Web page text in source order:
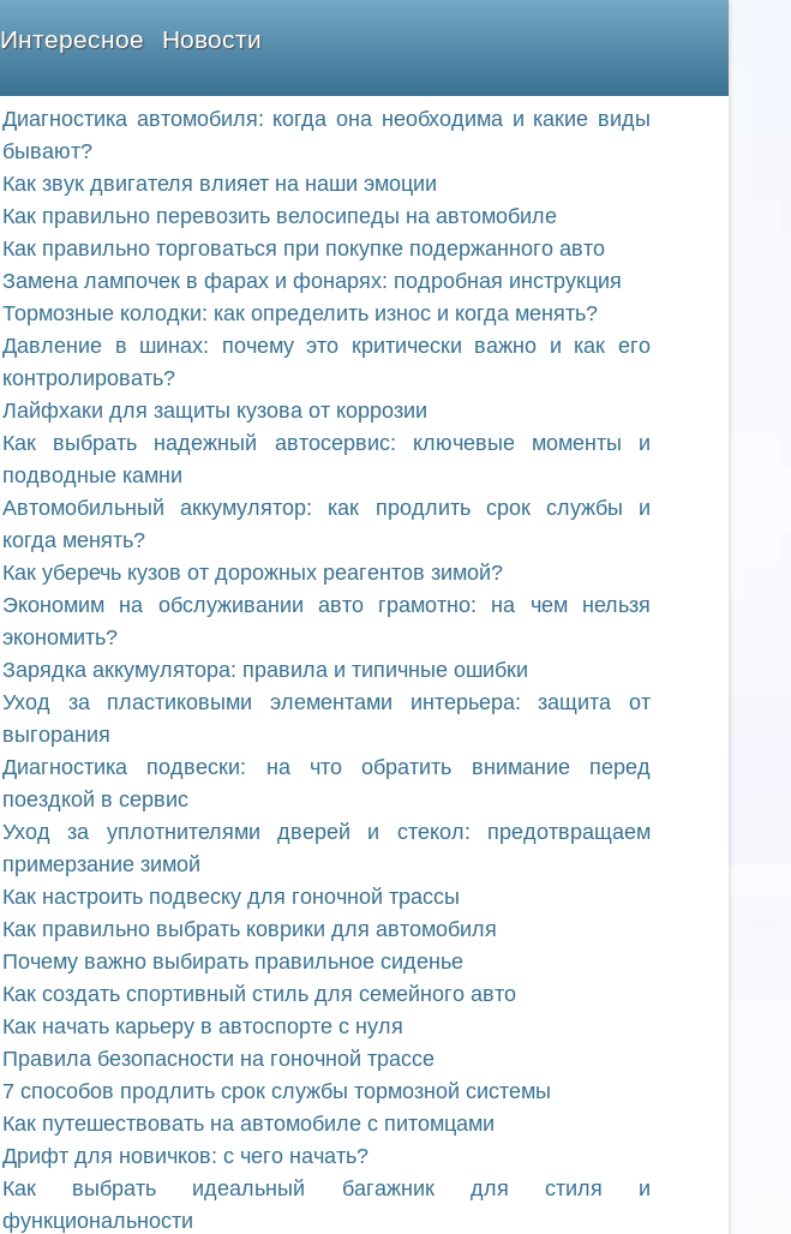
Интересное Новости
Диагностика автомобиля: когда она необходима и какие виды
бывают?
Как звук двигателя влияет на наши эмоции
Как правильно перевозить велосипеды на автомобиле
Как правильно торговаться при покупке подержанного авто
Замена лампочек в фарах и фонарях: подробная инструкция
Тормозные колодки: как определить износ и когда менять?
Давление в шинах: почему это критически важно и как его
контролировать?
Лайфхаки для защиты кузова от коррозии
Как выбрать надежный автосервис: ключевые моменты и
подводные камни
Автомобильный аккумулятор: как продлить срок службы и
когда менять?
Как уберечь кузов от дорожных реагентов зимой?
Экономим на обслуживании авто грамотно: на чем нельзя
экономить?
Зарядка аккумулятора: правила и типичные ошибки
Уход за пластиковыми элементами интерьера: защита от
выгорания
Диагностика подвески: на что обратить внимание перед
поездкой в сервис
Уход за уплотнителями дверей и стекол: предотвращаем
примерзание зимой
Как настроить подвеску для гоночной трассы
Как правильно выбрать коврики для автомобиля
Почему важно выбирать правильное сиденье
Как создать спортивный стиль для семейного авто
Как начать карьеру в автоспорте с нуля
Правила безопасности на гоночной трассе
7 способов продлить срок службы тормозной системы
Как путешествовать на автомобиле с питомцами
Дрифт для новичков: с чего начать?
Как выбрать идеальный багажник для стиля и
функциональности